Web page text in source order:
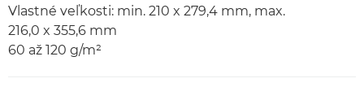
Vlastné veľkosti: min. 210 x 279,4 mm, max.
216,0 x 355,6 mm
60 až 120 g/m²